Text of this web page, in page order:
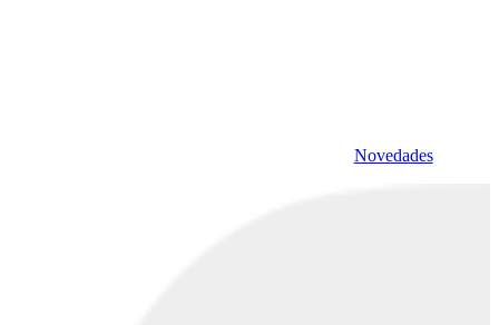
Novedades